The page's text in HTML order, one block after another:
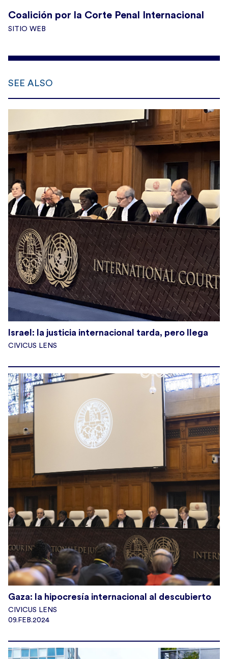
Coalición por la Corte Penal Internacional
SITIO WEB
SEE ALSO
Israel: la justicia internacional tarda, pero llega
CIVICUS LENS
Gaza: la hipocresía internacional al descubierto
CIVICUS LENS
09.FEB.2024